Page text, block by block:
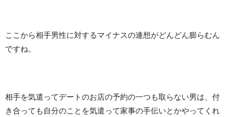
ここから相手男性に対するマイナスの連想がどんどん膨らむん
ですね。
相手を気遣ってデートのお店の予約の一つも取らない男は、付
き合っても自分のことを気遣って家事の手伝いとかやってくれ